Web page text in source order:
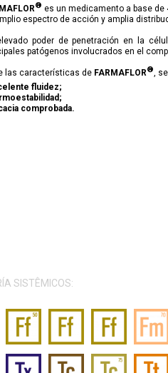
® es un medicamento a base
espectro de acción y amplia
poder de penetración en la
patógenos involucrados en el
las características de FARMAFLOR®,
fluidez;
comprobada.
SISTÊMICOS: